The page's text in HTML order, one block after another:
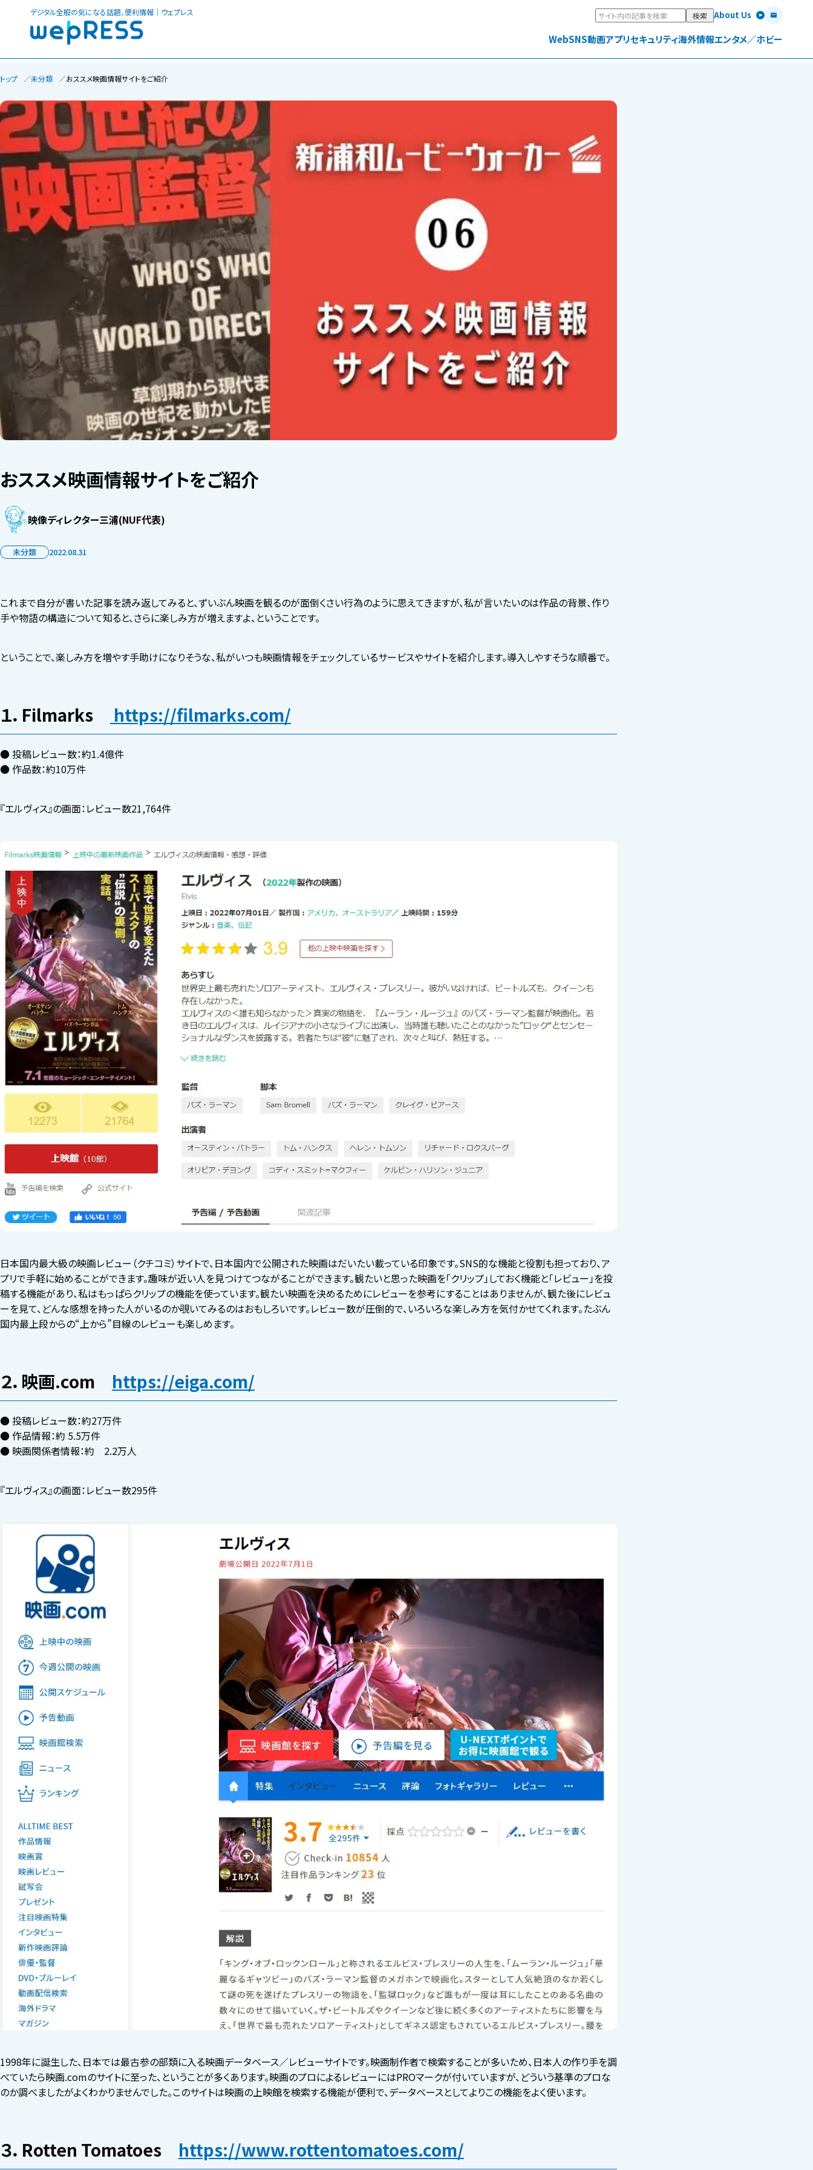
デジタル全般の気になる話題、便利情報｜ウェプレス About Us
WebSNS動画アプリセキュリティ海外情報エンタメ／ホビー
トップ 未分類 おススメ映画情報サイトをご紹介
おススメ映画情報サイトをご紹介
映像ディレクター三浦(NUF代表)
未分類 2022.08.31
これまで自分が書いた記事を読み返してみると、ずいぶん映画を観るのが面倒くさい行為のように思えてきますが、私が言いたいのは作品の背景、作り
手や物語の構造について知ると、さらに楽しみ方が増えますよ、ということです。
ということで、楽しみ方を増やす手助けになりそうな、私がいつも映画情報をチェックしているサービスやサイトを紹介します。導入しやすそうな順番で。
１．Filmarks https://filmarks.com/
● 投稿レビュー数：約1.4億件
● 作品数：約10万件
『エルヴィス』の画面：レビュー数21,764件
日本国内最大級の映画レビュー（クチコミ）サイトで、日本国内で公開された映画はだいたい載っている印象です。SNS的な機能と役割も担っており、ア
プリで手軽に始めることができます。趣味が近い人を見つけてつながることができます。観たいと思った映画を「クリップ」しておく機能と「レビュー」を投
稿する機能があり、私はもっぱらクリップの機能を使っています。観たい映画を決めるためにレビューを参考にすることはありませんが、観た後にレビュ
ーを見て、どんな感想を持った人がいるのか覗いてみるのはおもしろいです。レビュー数が圧倒的で、いろいろな楽しみ方を気付かせてくれます。たぶん
国内最上段からの“上から”目線のレビューも楽しめます。
２．映画.com https://eiga.com/
● 投稿レビュー数：約27万件
● 作品情報：約 5.5万件
● 映画関係者情報：約 2.2万人
『エルヴィス』の画面：レビュー数295件
1998年に誕生した、日本では最古参の部類に入る映画データベース／レビューサイトです。映画制作者で検索することが多いため、日本人の作り手を調
べていたら映画.comのサイトに至った、ということが多くあります。映画のプロによるレビューにはPROマークが付いていますが、どういう基準のプロな
のか調べましたがよくわかりませんでした。このサイトは映画の上映館を検索する機能が便利で、データベースとしてよりこの機能をよく使います。
３．Rotten Tomatoes https://www.rottentomatoes.com/